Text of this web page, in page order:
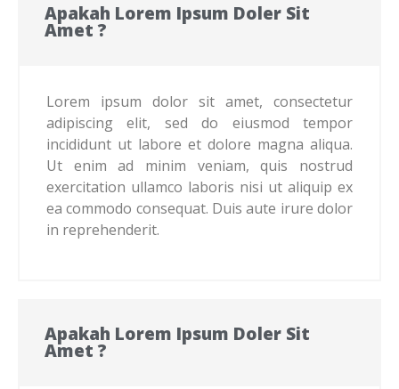
Apakah Lorem Ipsum Doler Sit
Amet ?
Lorem ipsum dolor sit amet, consectetur
adipiscing elit, sed do eiusmod tempor
incididunt ut labore et dolore magna aliqua.
Ut enim ad minim veniam, quis nostrud
exercitation ullamco laboris nisi ut aliquip ex
ea commodo consequat. Duis aute irure dolor
in reprehenderit.
Apakah Lorem Ipsum Doler Sit
Amet ?